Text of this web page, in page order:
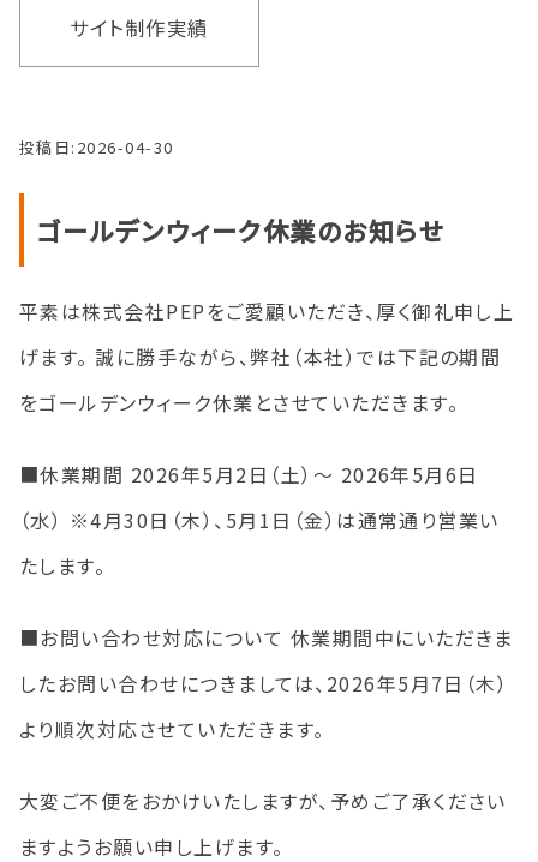
サイト制作実績
投稿日: 2026-04-30
ゴールデンウィーク休業のお知らせ
平素は株式会社PEPをご愛顧いただき、厚く御礼申し上
げます。 誠に勝手ながら、弊社（本社）では下記の期間
をゴールデンウィーク休業とさせていただきます。
■休業期間 2026年5月2日（土）～ 2026年5月6日
（水） ※4月30日（木）、5月1日（金）は通常通り営業い
たします。
■お問い合わせ対応について 休業期間中にいただきま
したお問い合わせにつきましては、2026年5月7日（木）
より順次対応させていただきます。
大変ご不便をおかけいたしますが、予めご了承ください
ますようお願い申し上げます。